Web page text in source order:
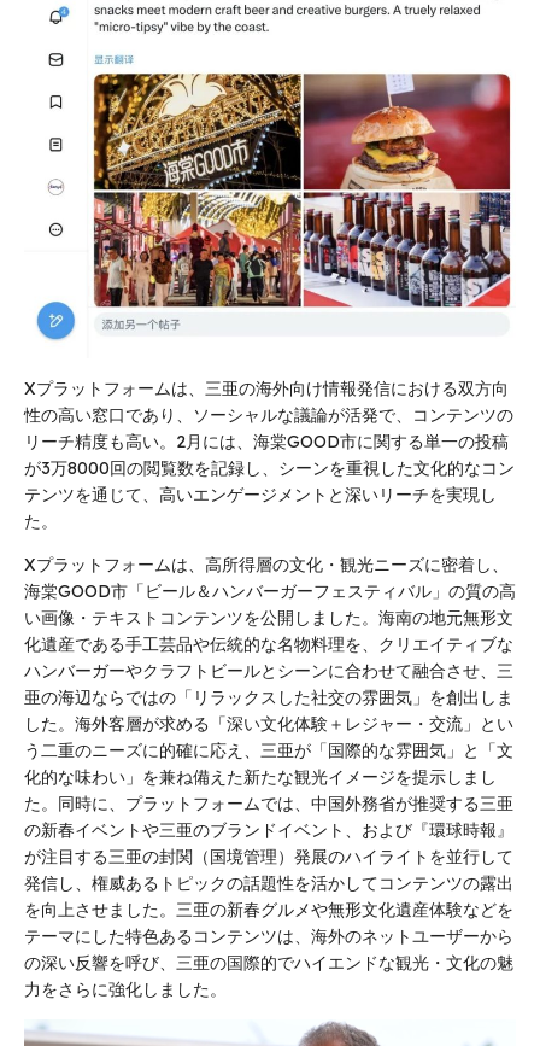
Xプラットフォームは、三亜の海外向け情報発信における双方向
性の高い窓口であり、ソーシャルな議論が活発で、コンテンツの
リーチ精度も高い。2月には、海棠GOOD市に関する単一の投稿
が3万8000回の閲覧数を記録し、シーンを重視した文化的なコン
テンツを通じて、高いエンゲージメントと深いリーチを実現し
た。
Xプラットフォームは、高所得層の文化・観光ニーズに密着し、
海棠GOOD市「ビール＆ハンバーガーフェスティバル」の質の高
い画像・テキストコンテンツを公開しました。海南の地元無形文
化遺産である手工芸品や伝統的な名物料理を、クリエイティブな
ハンバーガーやクラフトビールとシーンに合わせて融合させ、三
亜の海辺ならではの「リラックスした社交の雰囲気」を創出しま
した。海外客層が求める「深い文化体験＋レジャー・交流」とい
う二重のニーズに的確に応え、三亜が「国際的な雰囲気」と「文
化的な味わい」を兼ね備えた新たな観光イメージを提示しまし
た。同時に、プラットフォームでは、中国外務省が推奨する三亜
の新春イベントや三亜のブランドイベント、および『環球時報』
が注目する三亜の封関（国境管理）発展のハイライトを並行して
発信し、権威あるトピックの話題性を活かしてコンテンツの露出
を向上させました。三亜の新春グルメや無形文化遺産体験などを
テーマにした特色あるコンテンツは、海外のネットユーザーから
の深い反響を呼び、三亜の国際的でハイエンドな観光・文化の魅
力をさらに強化しました。